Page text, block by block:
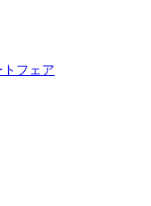
フェア